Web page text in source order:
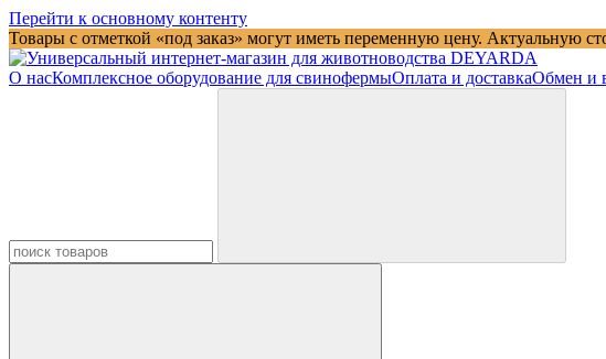
Перейти к основному контенту
Товары с отметкой «под заказ» могут иметь переменную цену. Актуальную
О насКомплексное оборудование для свинофермыОплата и доставкаОбмен и